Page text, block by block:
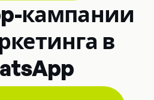
кампании
в